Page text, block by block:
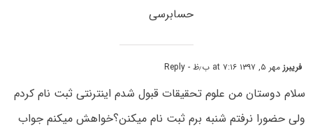
حسابرسی
فریبرزمهر ۵, ۱۳۹۷ at ۷:۱۶ ب٫ظ - Reply
سلام دوستان من علوم تحقیقات قبول شدم اینترنتی ثبت نام کردم
ولی حضورا نرفتم شنبه برم ثبت نام میکنن؟خواهش میکنم جواب